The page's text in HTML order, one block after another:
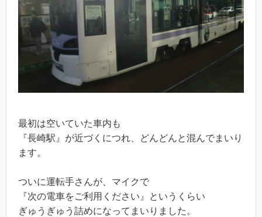
最初は空いていた車内も
『長崎駅』が近づくにつれ、どんどんと混んでまいり
ます。
ついに運転手さんが、マイクで
『次の電車をご利用ください』というくらい
ぎゅうぎゅう詰めになってまいりました。